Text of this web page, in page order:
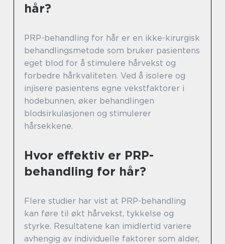
hår?
PRP-behandling for hår er en ikke-kirurgisk
behandlingsmetode som bruker pasientens
eget blod for å stimulere hårvekst og
forbedre hårkvaliteten. Ved å isolere og
injisere pasientens egne vekstfaktorer i
hodebunnen, øker behandlingen
blodsirkulasjonen og stimulerer
hårsekkene.
Hvor effektiv er PRP-
behandling for hår?
Flere studier har vist at PRP-behandling
kan føre til økt hårvekst, tykkelse og
styrke. Resultatene kan imidlertid variere
avhengig av individuelle faktorer som alder,